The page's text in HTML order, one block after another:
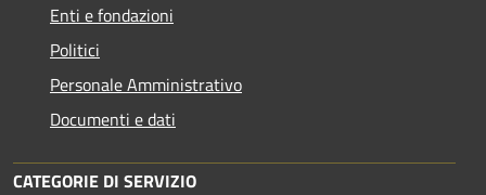
Enti e fondazioni
Politici
Personale Amministrativo
Documenti e dati
CATEGORIE DI SERVIZIO